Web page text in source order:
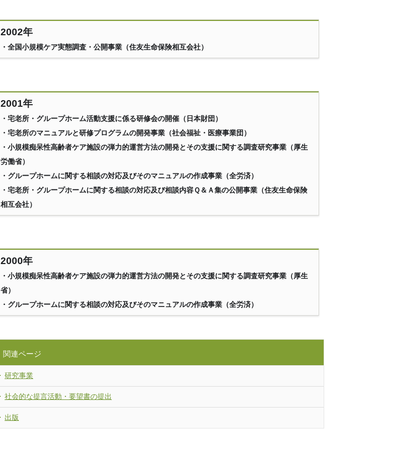
2002年
・全国小規模ケア実態調査・公開事業（住友生命保険相互会社）
2001年
・宅老所・グループホーム活動支援に係る研修会の開催（日本財団）
・宅老所のマニュアルと研修プログラムの開発事業（社会福祉・医療事業団）
・小規模痴呆性高齢者ケア施設の弾力的運営方法の開発とその支援に関する調査研究事業（厚生
労働省）
・グループホームに関する相談の対応及びそのマニュアルの作成事業（全労済）
・宅老所・グループホームに関する相談の対応及び相談内容Ｑ＆Ａ集の公開事業（住友生命保険
相互会社）
2000年
・小規模痴呆性高齢者ケア施設の弾力的運営方法の開発とその支援に関する調査研究事業（厚生
省）
・グループホームに関する相談の対応及びそのマニュアルの作成事業（全労済）
関連ページ
研究事業
社会的な提言活動・要望書の提出
出版